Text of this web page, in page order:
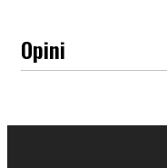
Opini